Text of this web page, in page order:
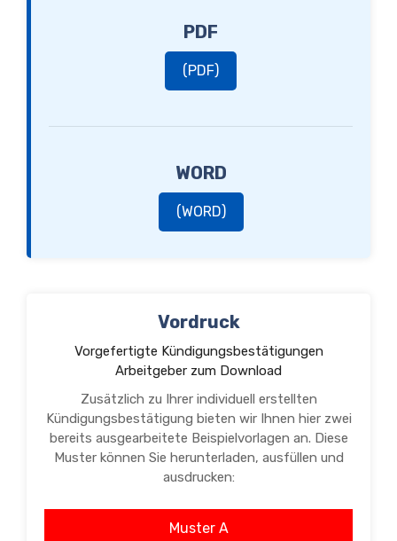
PDF
(PDF)
WORD
(WORD)
Vordruck
Vorgefertigte Kündigungsbestätigungen
Arbeitgeber zum Download
Zusätzlich zu Ihrer individuell erstellten
Kündigungsbestätigung bieten wir Ihnen hier zwei
bereits ausgearbeitete Beispielvorlagen an. Diese
Muster können Sie herunterladen, ausfüllen und
ausdrucken:
Muster A